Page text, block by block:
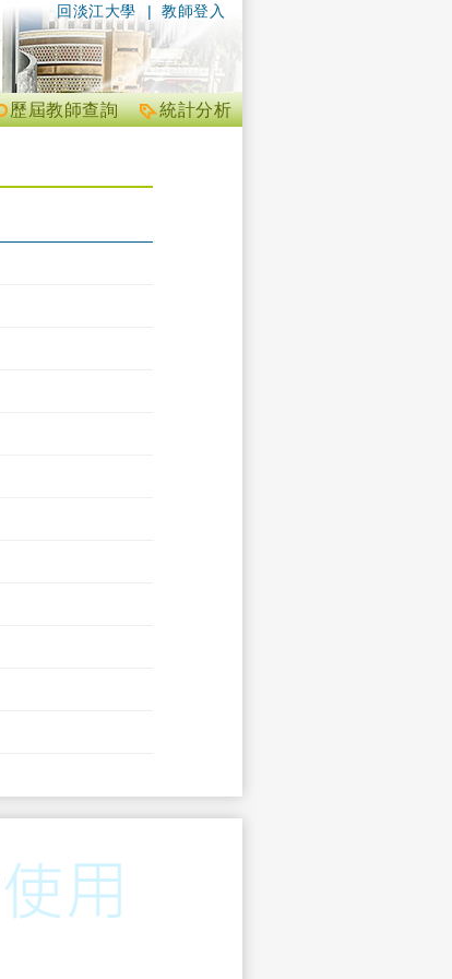
| 教師登入
回淡江大學
統計分析
歷屆教師查詢